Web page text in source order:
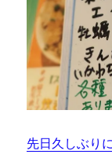
先日久しぶり